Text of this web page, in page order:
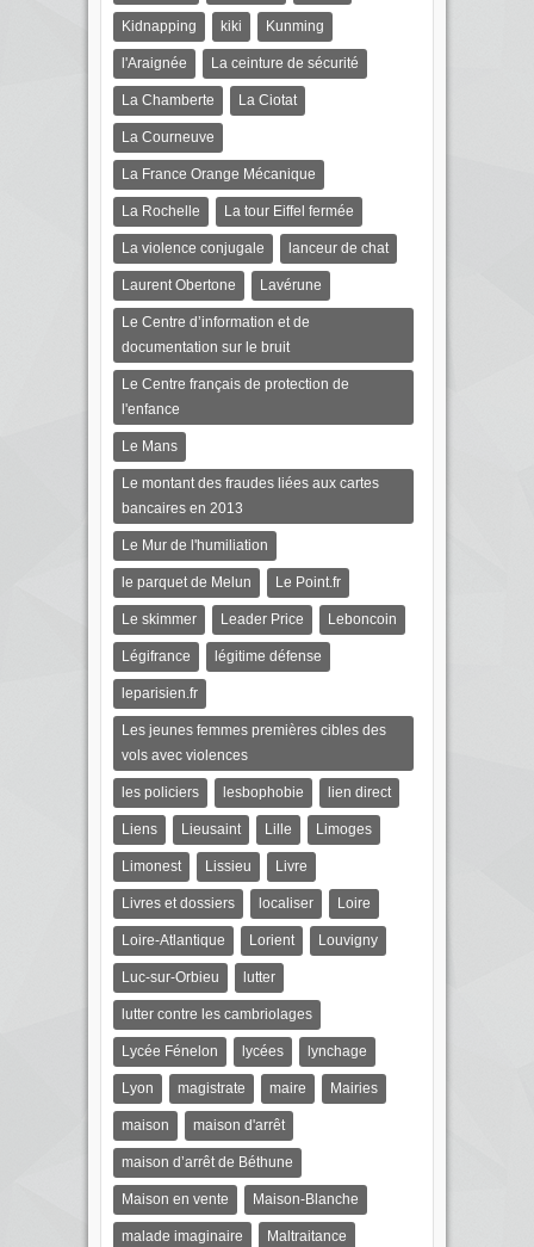
Kidnapping kiki Kunming
l'Araignée La ceinture de sécurité
La Chamberte La Ciotat
La Courneuve
La France Orange Mécanique
La Rochelle La tour Eiffel fermée
La violence conjugale lanceur de chat
Laurent Obertone Lavérune
Le Centre d’information et de
documentation sur le bruit
Le Centre français de protection de
l'enfance
Le Mans
Le montant des fraudes liées aux cartes
bancaires en 2013
Le Mur de l'humiliation
le parquet de Melun Le Point.fr
Le skimmer Leader Price Leboncoin
Légifrance légitime défense
leparisien.fr
Les jeunes femmes premières cibles des
vols avec violences
les policiers lesbophobie lien direct
Liens Lieusaint Lille Limoges
Limonest Lissieu Livre
Livres et dossiers localiser Loire
Loire-Atlantique Lorient Louvigny
Luc-sur-Orbieu lutter
lutter contre les cambriolages
Lycée Fénelon lycées lynchage
Lyon magistrate maire Mairies
maison maison d'arrêt
maison d’arrêt de Béthune
Maison en vente Maison-Blanche
malade imaginaire Maltraitance